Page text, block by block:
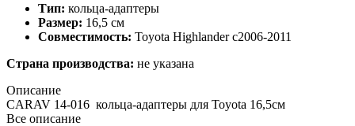
Тип: кольца-адаптеры
Размер: 16,5 см
Совместимость: Toyota Highlander c2006-2011
Страна производства: не указана
Описание
CARAV 14-016 кольца-адаптеры для Toyota 16,5см
Все описание